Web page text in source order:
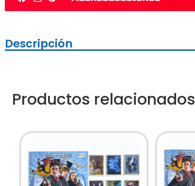
Descripción
Productos relacionados